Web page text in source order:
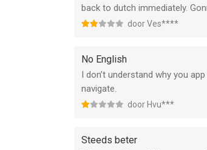
back to dutch immediately.
door Ves****
No English
I don’t understand why you
navigate.
door Hvu***
Steeds beter